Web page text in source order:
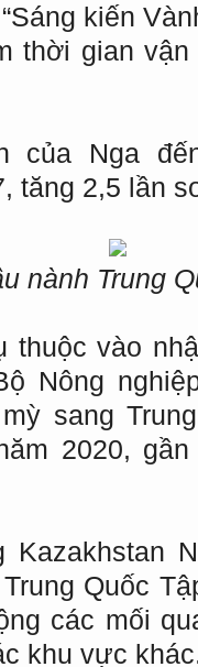
kiến
thời gian
của Nga
tăng 2,5 lần
nành Trung
thuộc vào
Nông
sang
2020,
Kazakhstan
Quốc
các mối
khu vực